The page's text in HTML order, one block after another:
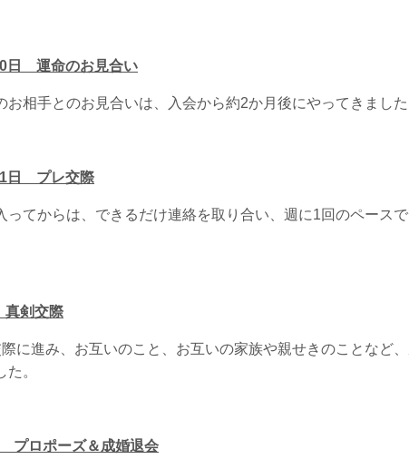
日 運命のお見合い
お相手とのお見合いは、入会から約2か月後にやってきました
日 プレ交際
ってからは、できるだけ連絡を取り合い、週に1回のペース
剣交際
に進み、お互いのこと、お互いの家族や親せきのことなど
。
プロポーズ＆成婚退会